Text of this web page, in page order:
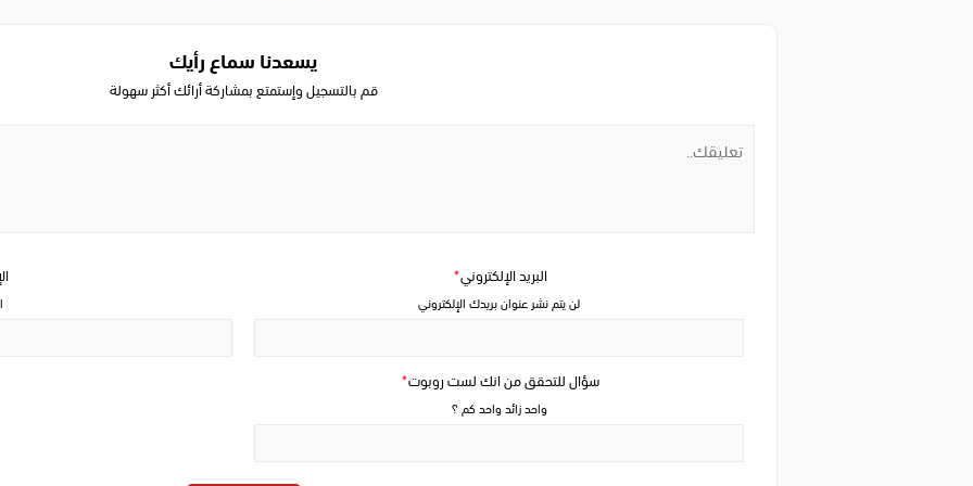
يسعدنا سماع رأيك
قم بالتسجيل وإستمتع بمشاركة أرائك أكثر سهولة
سؤال للتحقق من انك لست روبوت*
واحد زائد واحد كم ؟
البريد الإلكتروني*
لن يتم نشر عنوان بريدك الإلكتروني